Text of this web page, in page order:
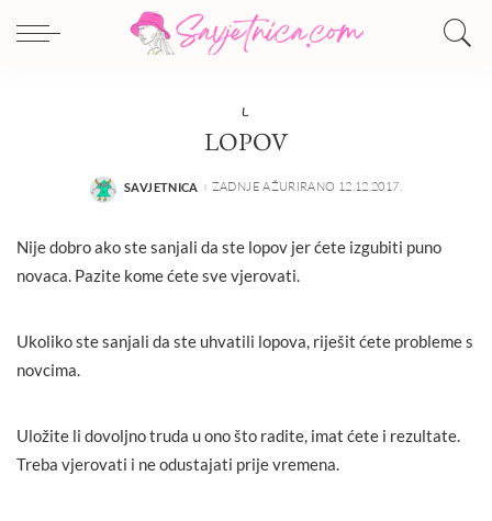
L
LOPOV
POSTED
SAVJETNICA ZADNJE AŽURIRANO 12.12.2017.
Nije dobro ako ste sanjali da ste lopov jer ćete izgubiti puno
novaca. Pazite kome ćete sve vjerovati.
Ukoliko ste sanjali da ste uhvatili lopova, riješit ćete probleme s
novcima.
Uložite li dovoljno truda u ono što radite, imat ćete i rezultate.
Treba vjerovati i ne odustajati prije vremena.